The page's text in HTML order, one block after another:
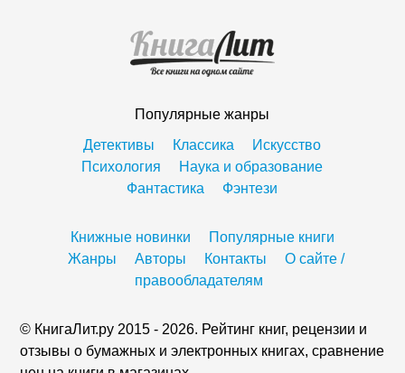
Популярные жанры
Детективы
Классика
Искусство
Психология
Наука и образование
Фантастика
Фэнтези
Книжные новинки
Популярные книги
Жанры
Авторы Контакты
О сайте /
правообладателям
© КнигаЛит.ру 2015 - 2026. Рейтинг книг, рецензии и
отзывы о бумажных и электронных книгах, сравнение